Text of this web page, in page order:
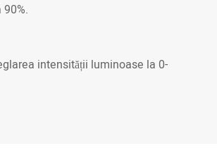
intensității luminoase la 0-